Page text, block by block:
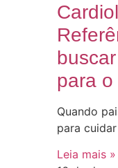
para
Quando
para
Leia mais »